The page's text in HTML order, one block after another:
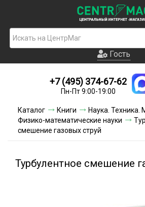
Гость
Новинки
Условия
Условия оплаты
Гость
+7 (495) 374-67-62
Пн-Пт 9:00-19:00
Каталог Книги
Наука. Техника.
Физико-математические науки
смешение газовых струй
Турбулентное смешение